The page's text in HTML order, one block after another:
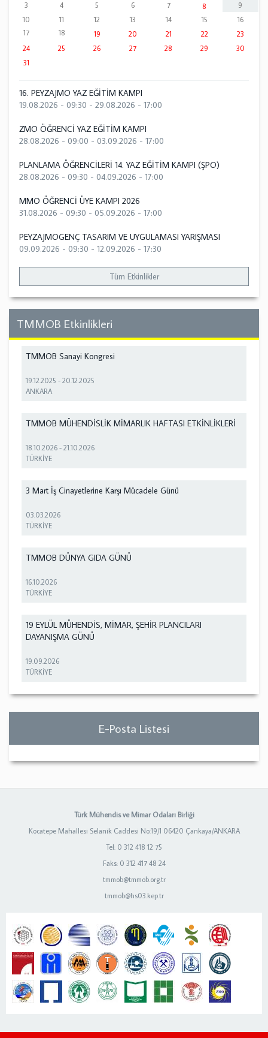
3
4 5 6 7 8
9
10
11 12 13 14 15
16
17
18 19 20 21 22
23
24
25 26 27 28 29
30
31
16. PEYZAJMO YAZ EĞİTİM KAMPI
19.08.2026 - 09:30 - 29.08.2026 - 17:00
ZMO ÖĞRENCİ YAZ EĞİTİM KAMPI
28.08.2026 - 09:00 - 03.09.2026 - 17:00
PLANLAMA ÖĞRENCİLERİ 14. YAZ EĞİTİM KAMPI (ŞPO)
28.08.2026 - 09:30 - 04.09.2026 - 17:00
MMO ÖĞRENCİ ÜYE KAMPI 2026
31.08.2026 - 09:30 - 05.09.2026 - 17:00
PEYZAJMOGENÇ TASARIM VE UYGULAMASI YARIŞMASI
09.09.2026 - 09:30 - 12.09.2026 - 17:30
Tüm Etkinlikler
TMMOB Etkinlikleri
TMMOB Sanayi Kongresi
19.12.2025 -20.12.2025
ANKARA
TMMOB MÜHENDİSLİK MİMARLIK HAFTASI ETKİNLİKLERİ
18.10.2026 -21.10.2026
TÜRKİYE
3 Mart İş Cinayetlerine Karşı Mücadele Günü
03.03.2026
TÜRKİYE
TMMOB DÜNYA GIDA GÜNÜ
16.10.2026
TÜRKİYE
19 EYLÜL MÜHENDİS, MİMAR, ŞEHİR PLANCILARI
DAYANIŞMA GÜNÜ
19.09.2026
TÜRKİYE
E-Posta Listesi
Türk Mühendis ve Mimar Odaları Birliği
Kocatepe Mahallesi Selanik Caddesi No:19/1 06420 Çankaya/ANKARA
Tel: 0 312 418 12 75
Faks: 0 312 417 48 24
tmmob@tmmob.org.tr
tmmob@hs03.kep.tr